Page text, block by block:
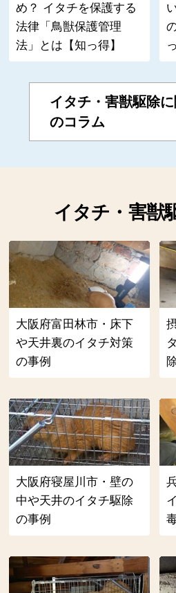
め？ イタチを保護する
法律「鳥獣保護管理
法」とは【知っ得】
イタチ・害獣駆除
のコラム
イタチ・害獣
大阪府富田林市・床下
や天井裏のイタチ対策
の事例
大阪府寝屋川市・壁の
中や天井のイタチ駆除
の事例